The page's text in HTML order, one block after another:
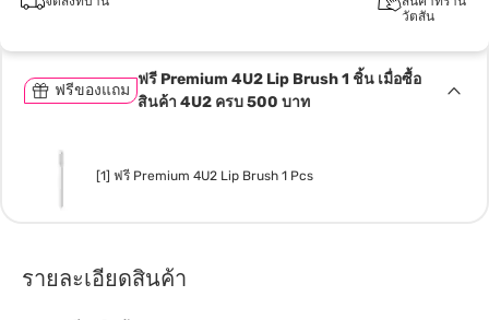
วัตสัน
ฟรีของแถม
ฟรี Premium 4U2 Lip Brush 1 ชิ้น เมื่อซื้อ
สินค้า 4U2 ครบ 500 บาท
[1] ฟรี Premium 4U2 Lip Brush 1 Pcs
รายละเอียดสินค้า